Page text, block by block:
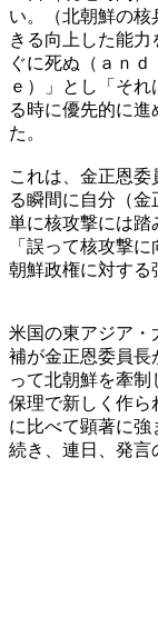
い。（北朝鮮の
きる向上した能
ぐに死ぬ（ａｎ
ｅ）」とし「そ
る時に優先的に
た。
これは、金正恩
る瞬間に自分（
単に核攻撃には踏
「誤って核攻撃
朝鮮政権に対する
米国の東アジア・
補が金正恩委員長
って北朝鮮を牽
保理で新しく作ら
に比べて顕著に強
続き、連日、発言